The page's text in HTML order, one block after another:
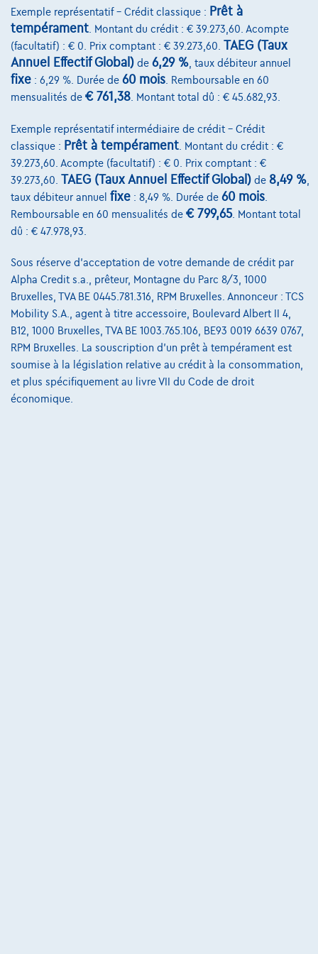
Comparer
Voir le véhicule
BMW Serie 2
223 i x Drive M sport Harman/Kardon panodak dig.airco alu19
01/2023
32.184 km Essence
Automatique
160 kW ( 218 CV )
€31.900
Exemple représentatif – Crédit classique : Prêt à
tempérament . Montant du crédit : € 39.273,60. Acompte
(facultatif) : € 0. Prix comptant : € 39.273,60. TAEG (Taux
Annuel Effectif Global) de 6,29 % , taux débiteur annuel
fixe : 6,29 %. Durée de 60 mois . Remboursable en 60
mensualités de € 761,38 . Montant total dû : € 45.682,93.
Exemple représentatif intermédiaire de crédit – Crédit
classique : Prêt à tempérament . Montant du crédit : €
39.273,60. Acompte (facultatif) : € 0. Prix comptant : €
39.273,60. TAEG (Taux Annuel Effectif Global) de 8,49 %
taux débiteur annuel fixe : 8,49 %. Durée de 60 mois
Remboursable en 60 mensualités de € 799,65. Montant total
dû : € 47.978,93.
Sous réserve d'acceptation de votre demande de crédit par
Alpha Credit s.a., prêteur, Montagne du Parc 8/3, 1000
Bruxelles, TVA BE 0445.781.316, RPM Bruxelles. Annonceur : TCS
Mobility S.A., agent à titre accessoire, Boulevard Albert II 4,
B12, 1000 Bruxelles, TVA BE 1003.765.106, BE93 0019 6639 0767,
RPM Bruxelles. La souscription d'un prêt à tempérament est
soumise à la législation relative au crédit à la consommation,
et plus spécifiquement au livre VII du Code de droit
économique.